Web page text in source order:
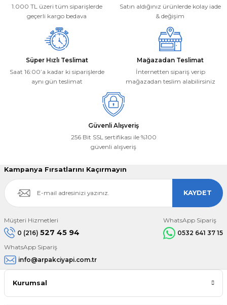
Bu ürüne benzer farklı alternatifler olmalı.
1.000 TL üzeri tüm siparişlerde
geçerli kargo bedava
Satın aldığınız ürünlerde kolay iade
& değişim
Süper Hızlı Teslimat
Saat 16:00’a kadar ki siparişlerde
aynı gün teslimat
Mağazadan Teslimat
İnternetten sipariş verip
mağazadan teslim alabilirsiniz
Güvenli Alışveriş
256 Bit SSL sertifikası ile %100
güvenli alışveriş
Kampanya Fırsatlarını Kaçırmayın
KAYDET
Müşteri Hizmetleri
0 (216) 527 45 94
WhatsApp Sipariş
0532 641 37 15
WhatsApp Sipariş
info@arpakciyapi.com.tr
Kurumsal